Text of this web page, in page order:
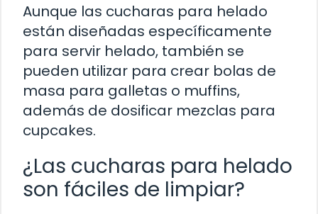
Aunque las cucharas para helado
están diseñadas específicamente
para servir helado, también se
pueden utilizar para crear bolas de
masa para galletas o muffins,
además de dosificar mezclas para
cupcakes.
¿Las cucharas para helado
son fáciles de limpiar?